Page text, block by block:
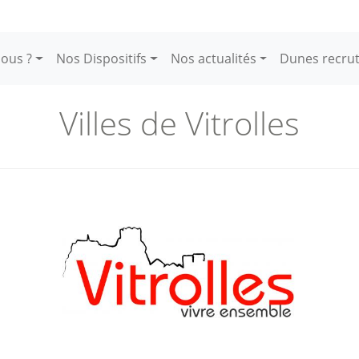
? Nos Dispositifs Nos actualités Dunes
Villes de Vitrolles